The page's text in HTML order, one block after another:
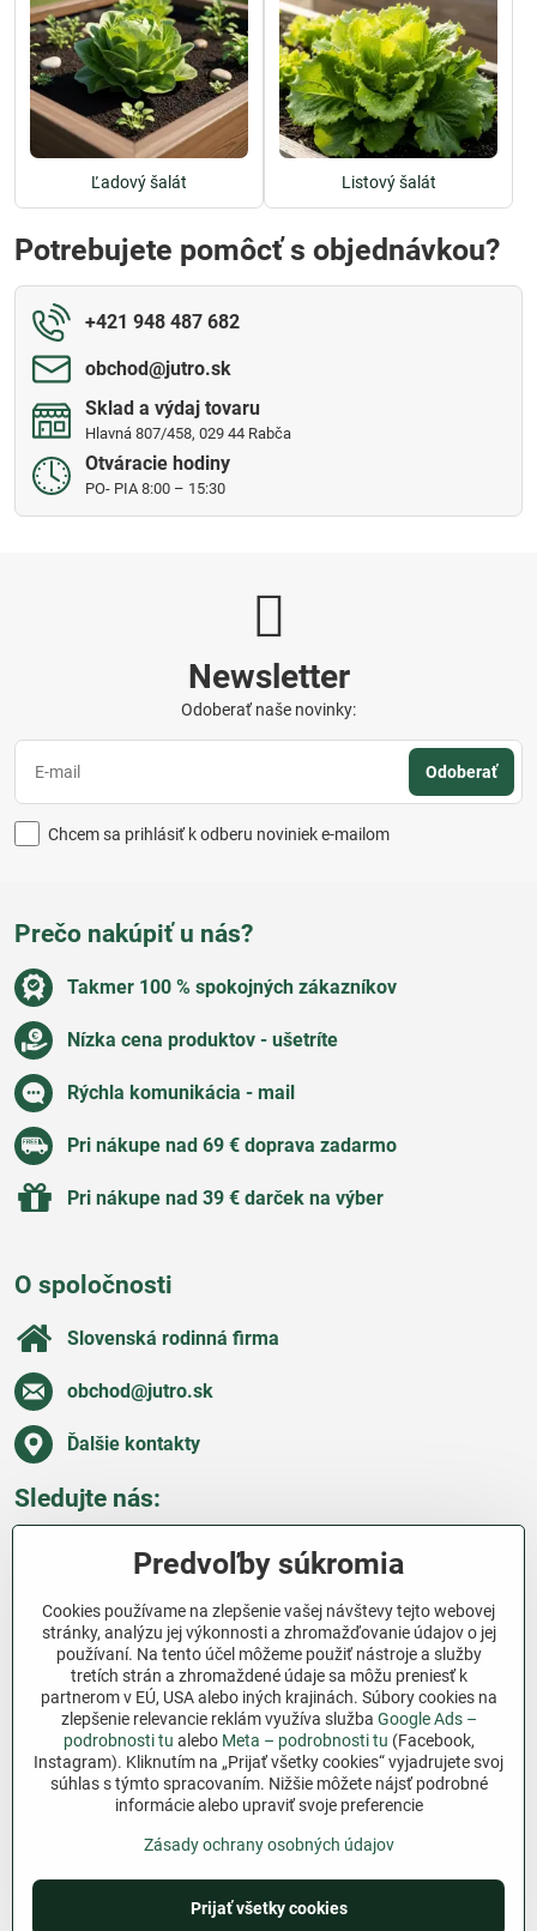
Ľadový šalát Listový šalát
Potrebujete pomôcť s objednávkou?
+421 948 487 682
obchod​@jutro​.sk
Sklad a výdaj tovaru
Hlavná 807/458, 029 44 Rabča
Otváracie hodiny
PO- PIA 8:00 – 15:30
Newsletter
Odoberať naše novinky:
Odoberať
Chcem sa prihlásiť k odberu noviniek e-mailom
Prečo nakúpiť u nás?
Takmer 100 % spokojných zákazníkov
Nízka cena produktov - ušetríte
Rýchla komunikácia - mail
Pri nákupe nad 69 € doprava zadarmo
Pri nákupe nad 39 € darček na výber
O spoločnosti
Slovenská rodinná firma
obchod​@jutro​.sk
Ďalšie kontakty
Sledujte nás:
Všetko o nákupe
Ďakujeme za podporu
Sme slovenský e-shop bez dotácií​. Fungujeme len
vďaka vám – ľuďom, ktorí veria v poctivú prácu a
lásku k pôde​. Každý nákup na Jutro​.sk nám pomáha
pokračovať v tom, čo má zmysel – pomáhať
záhradkárom zadarmo a srdcom​.
©2026Copyright
Predvoľby súkromiaZásady ochrany osobných údajov
Predvoľby súkromia
Cookies používame na zlepšenie vašej návštevy tejto webovej
stránky, analýzu jej výkonnosti a zhromažďovanie údajov o jej
používaní. Na tento účel môžeme použiť nástroje a služby
tretích strán a zhromaždené údaje sa môžu preniesť k
partnerom v EÚ, USA alebo iných krajinách. Súbory cookies na
zlepšenie relevancie reklám využíva služba Google Ads –
podrobnosti tu alebo Meta – podrobnosti tu (Facebook,
Instagram). Kliknutím na „Prijať všetky cookies“ vyjadrujete svoj
súhlas s týmto spracovaním. Nižšie môžete nájsť podrobné
informácie alebo upraviť svoje preferencie
Zásady ochrany osobných údajov
Prijať všetky cookies